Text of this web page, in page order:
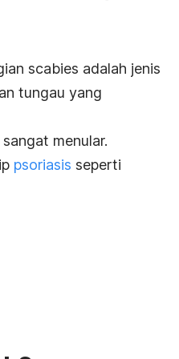
scabies adalah jenis
tungau yang
menular.
psoriasis seperti